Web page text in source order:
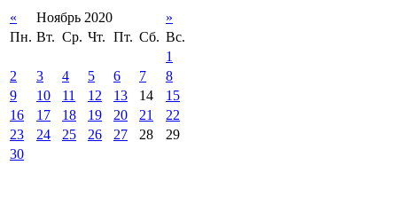
« Ноябрь 2020
»
Пн. Вт. Ср. Чт. Пт. Сб. Вс.
1
2
3 4 5 6 7
8
9
10 11 12 13 14
15
16
17 18 19 20 21
22
23
24 25 26 27 28
29
30